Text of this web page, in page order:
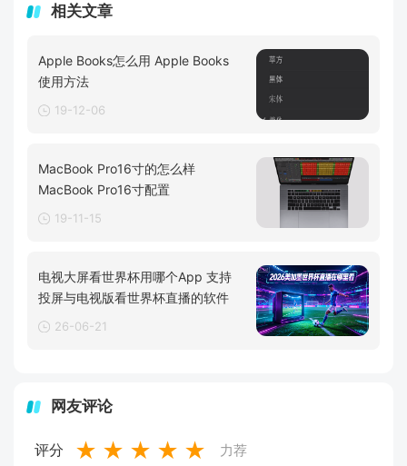
相关文章
Apple Books怎么用 Apple Books
使用方法
19-12-06
MacBook Pro16寸的怎么样
MacBook Pro16寸配置
19-11-15
电视大屏看世界杯用哪个App 支持
投屏与电视版看世界杯直播的软件
26-06-21
网友评论
评分 ★ ★ ★ ★ ★ 力荐